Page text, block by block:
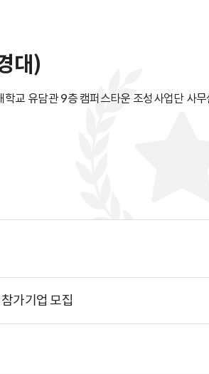
대)
교 유담관 9층 캠퍼스타운 조성사업단 사무
가기업 모집